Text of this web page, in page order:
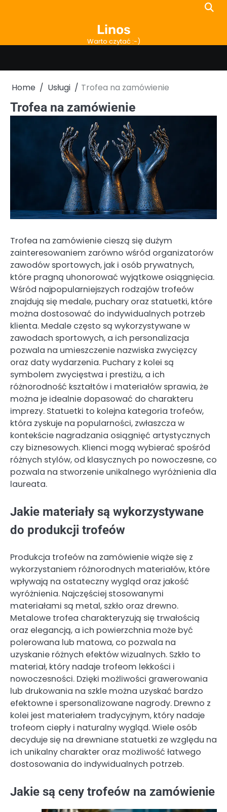
Linos
Warto czytać :-)
Home Usługi Trofea na zamówienie
Trofea na zamówienie
Trofea na zamówienie cieszą się dużym
zainteresowaniem zarówno wśród organizatorów
zawodów sportowych, jak i osób prywatnych,
które pragną uhonorować wyjątkowe osiągnięcia.
Wśród najpopularniejszych rodzajów trofeów
znajdują się medale, puchary oraz statuetki, które
można dostosować do indywidualnych potrzeb
klienta. Medale często są wykorzystywane w
zawodach sportowych, a ich personalizacja
pozwala na umieszczenie nazwiska zwycięzcy
oraz daty wydarzenia. Puchary z kolei są
symbolem zwycięstwa i prestiżu, a ich
różnorodność kształtów i materiałów sprawia, że
można je idealnie dopasować do charakteru
imprezy. Statuetki to kolejna kategoria trofeów,
która zyskuje na popularności, zwłaszcza w
kontekście nagradzania osiągnięć artystycznych
czy biznesowych. Klienci mogą wybierać spośród
różnych stylów, od klasycznych po nowoczesne, co
pozwala na stworzenie unikalnego wyróżnienia dla
laureata.
Jakie materiały są wykorzystywane
do produkcji trofeów
Produkcja trofeów na zamówienie wiąże się z
wykorzystaniem różnorodnych materiałów, które
wpływają na ostateczny wygląd oraz jakość
wyróżnienia. Najczęściej stosowanymi
materiałami są metal, szkło oraz drewno.
Metalowe trofea charakteryzują się trwałością
oraz elegancją, a ich powierzchnia może być
polerowana lub matowa, co pozwala na
uzyskanie różnych efektów wizualnych. Szkło to
materiał, który nadaje trofeom lekkości i
nowoczesności. Dzięki możliwości grawerowania
lub drukowania na szkle można uzyskać bardzo
efektowne i spersonalizowane nagrody. Drewno z
kolei jest materiałem tradycyjnym, który nadaje
trofeom ciepły i naturalny wygląd. Wiele osób
decyduje się na drewniane statuetki ze względu na
ich unikalny charakter oraz możliwość łatwego
dostosowania do indywidualnych potrzeb.
Jakie są ceny trofeów na zamówienie